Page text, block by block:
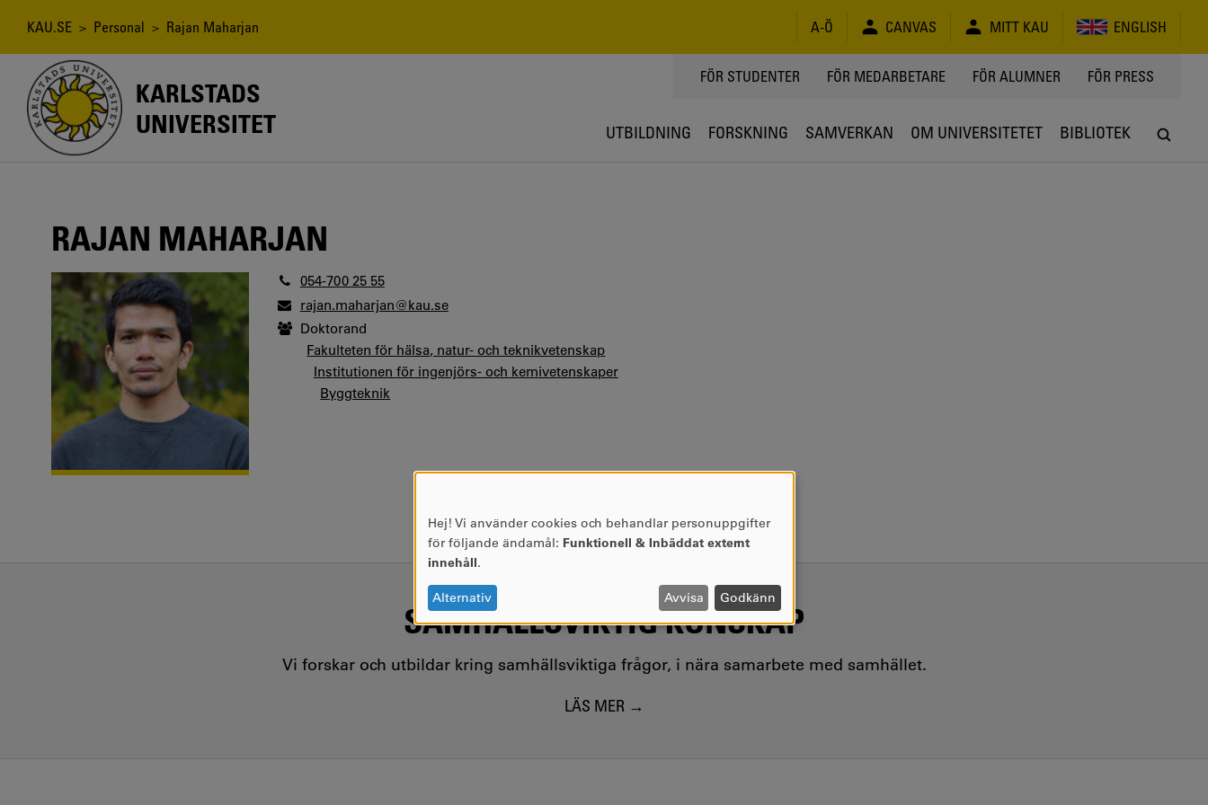
Länkstig
KAU.SE > Personal > Rajan Maharjan A-Ö CANVAS MITT KAU ENGLISH
KARLSTADS
UNIVERSITET
TOPPMENY
FÖR STUDENTER FÖR MEDARBETARE FÖR ALUMNER FÖR PRESS
UTBILDNING FORSKNING SAMVERKAN OM UNIVERSITETET BIBLIOTEK
RAJAN MAHARJAN
054-700 25 55
rajan.maharjan@kau.se
Doktorand
Fakulteten för hälsa, natur- och teknikvetenskap
Institutionen för ingenjörs- och kemivetenskaper
Byggteknik
SAMHÄLLSVIKTIG KUNSKAP
Vi forskar och utbildar kring samhällsviktiga frågor, i nära samarbete med samhället.
LÄS MER
ANVÄNDNING
AV
OCH
COOKIES
Hej! Vi använder cookies och behandlar personuppgifter
för följande ändamål: Funktionell & Inbäddat externt
innehåll.
Alternativ Avvisa Godkänn